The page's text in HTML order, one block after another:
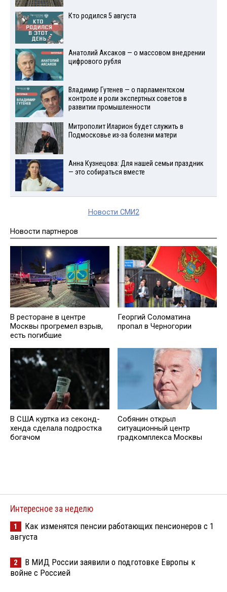
Кто родился 5 августа
Анатолий Аксаков — о массовом внедрении
цифрового рубля
Владимир Гутенев — о парламентском
контроле и роли экспертных советов в
развитии промышленности
Митрополит Иларион будет служить в
Подмосковье из-за болезни матери
Анна Кузнецова: Для нашей семьи праздник
— это собираться вместе
Новости СМИ2
Новости партнеров
В ресторане в центре
Москвы прогремел взрыв,
есть погибшие
Георгий Соломатина
пропал в Черногории
В США куртка из секонд-
хенда сделала подростка
богачом
Собянин открыл
ситуационный центр
градкомплекса Москвы
Интересное за неделю
1
Как изменятся пенсии работающих пенсионеров с 1
августа
2
В МИД России заявили о подготовке Европы к
войне с Россией